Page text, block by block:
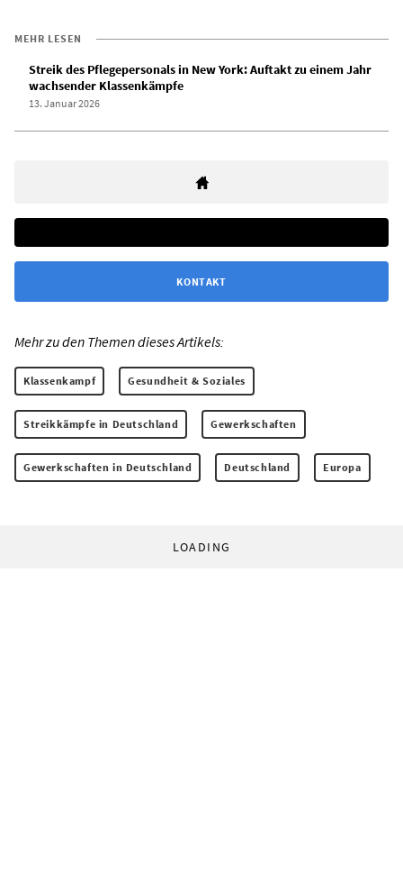
MEHR LESEN
Streik des Pflegepersonals in New York: Auftakt zu einem Jahr
wachsender Klassenkämpfe
13. Januar 2026
KONTAKT
Mehr zu den Themen dieses Artikels:
Klassenkampf Gesundheit & Soziales
Streikkämpfe in Deutschland Gewerkschaften
Gewerkschaften in Deutschland Deutschland Europa
LOADING